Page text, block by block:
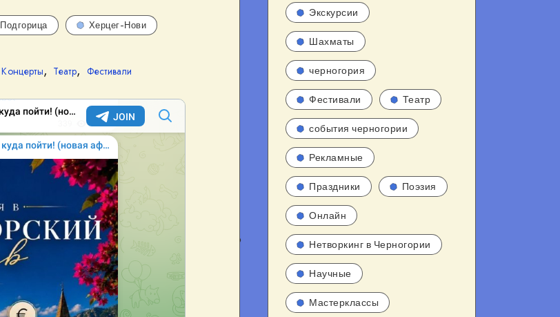
Подгорица Херцег-Нови
Концерты, Театр, Фестивали
Экскурсии
Шахматы
черногория
Фестивали Театр
события черногории
Рекламные
Праздники Поэзия
Онлайн
Нетворкинг в Черногории
Научные
Мастерклассы